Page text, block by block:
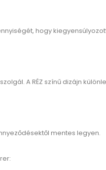
hogy
A RÉZ színű dizájn
mentes legyen.